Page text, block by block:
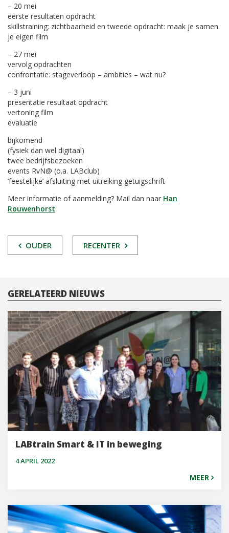
– 20 mei
eerste resultaten opdracht
skillstraining: zichtbaarheid en tweede opdracht: maak je samen
je eigen film
– 27 mei
vervolg opdrachten
confrontatie: stageverloop – ambities – wat nu?
– 3 juni
presentatie resultaat opdracht
vertoning film
evaluatie
bijkomend
(fysiek dan wel digitaal)
twee bedrijfsbezoeken
events RvN@ (o.a. LABclub)
‘feestelijke’ afsluiting met uitreiking getuigschrift
Meer informatie of aanmelding? Mail dan naar Han
Rouwenhorst
POST
OUDER RECENTER
GERELATEERD NIEUWS
LABtrain Smart & IT in beweging
4 APRIL 2022
MEER